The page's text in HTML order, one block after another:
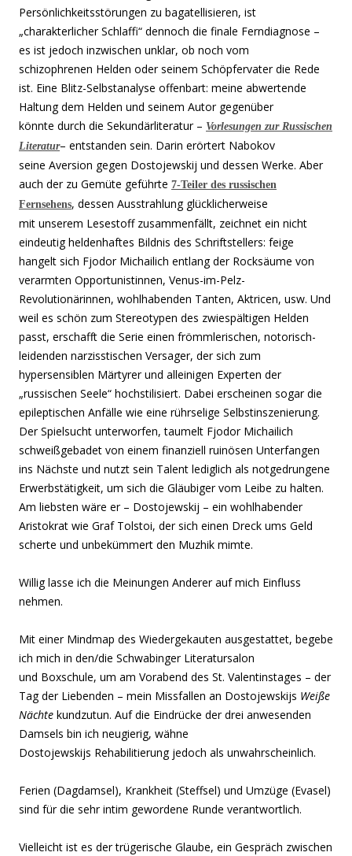
Persönlichkeitsstörungen zu bagatellisieren, ist
„charakterlicher Schlaffi“ dennoch die finale Ferndiagnose –
es ist jedoch inzwischen unklar, ob noch vom
schizophrenen Helden oder seinem Schöpfervater die Rede
ist. Eine Blitz-Selbstanalyse offenbart: meine abwertende
Haltung dem Helden und seinem Autor gegenüber
könnte durch die Sekundärliteratur – Vorlesungen zur Russischen
Literatur– entstanden sein. Darin erörtert Nabokov
seine Aversion gegen Dostojewskij und dessen Werke. Aber
auch der zu Gemüte geführte 7-Teiler des russischen
Fernsehens, dessen Ausstrahlung glücklicherweise
mit unserem Lesestoff zusammenfällt, zeichnet ein nicht
eindeutig heldenhaftes Bildnis des Schriftstellers: feige
hangelt sich Fjodor Michailich entlang der Rocksäume von
verarmten Opportunistinnen, Venus-im-Pelz-
Revolutionärinnen, wohlhabenden Tanten, Aktricen, usw. Und
weil es schön zum Stereotypen des zwiespältigen Helden
passt, erschafft die Serie einen frömmlerischen, notorisch-
leidenden narzisstischen Versager, der sich zum
hypersensiblen Märtyrer und alleinigen Experten der
„russischen Seele“ hochstilisiert. Dabei erscheinen sogar die
epileptischen Anfälle wie eine rührselige Selbstinszenierung.
Der Spielsucht unterworfen, taumelt Fjodor Michailich
schweißgebadet von einem finanziell ruinösen Unterfangen
ins Nächste und nutzt sein Talent lediglich als notgedrungene
Erwerbstätigkeit, um sich die Gläubiger vom Leibe zu halten.
Am liebsten wäre er – Dostojewskij – ein wohlhabender
Aristokrat wie Graf Tolstoi, der sich einen Dreck ums Geld
scherte und unbekümmert den Muzhik mimte.
Willig lasse ich die Meinungen Anderer auf mich Einfluss
nehmen.
Mit einer Mindmap des Wiedergekauten ausgestattet, begebe
ich mich in den/die Schwabinger Literatursalon
und Boxschule, um am Vorabend des St. Valentinstages – der
Tag der Liebenden – mein Missfallen an Dostojewskijs Weiße
Nächte kundzutun. Auf die Eindrücke der drei anwesenden
Damsels bin ich neugierig, wähne
Dostojewskijs Rehabilitierung jedoch als unwahrscheinlich.
Ferien (Dagdamsel), Krankheit (Steffsel) und Umzüge (Evasel)
sind für die sehr intim gewordene Runde verantwortlich.
Vielleicht ist es der trügerische Glaube, ein Gespräch zwischen